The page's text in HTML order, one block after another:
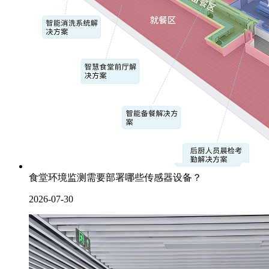
食堂环境监测需要部署哪些传感器设备？
2026-07-30